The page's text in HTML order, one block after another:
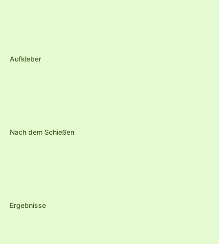
Aufkleber
Nach dem Schießen
Ergebnisse